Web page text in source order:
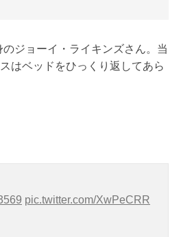
ジョーイ・ライキンズさん。当
はベッドをひっくり返してあら
pic.twitter.com/XwPeCRR